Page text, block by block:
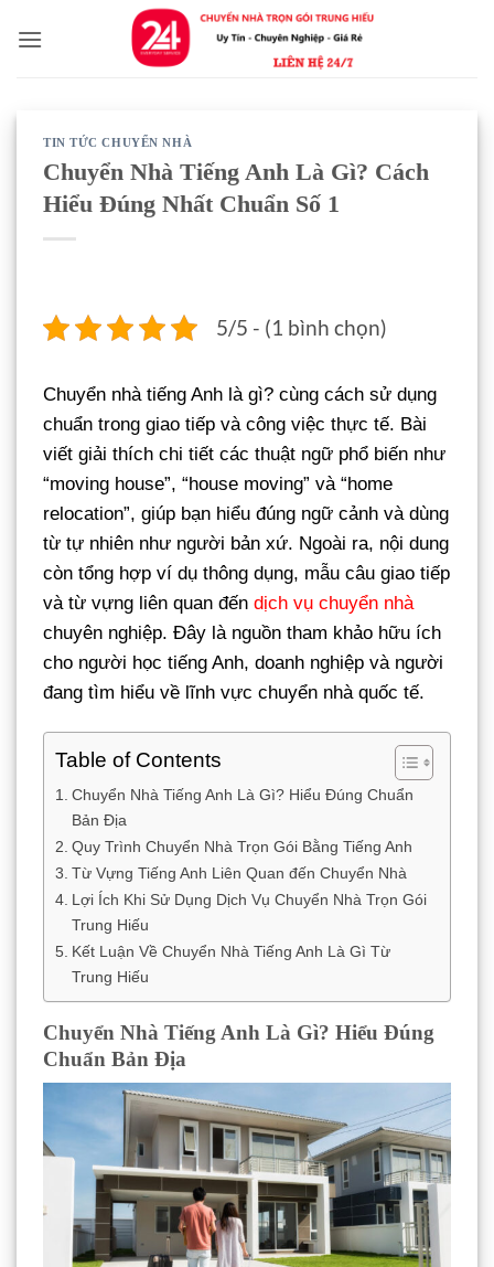
qua
TIN TỨC CHUYỂN NHÀ
Chuyển Nhà Tiếng Anh Là Gì? Cách
Hiểu Đúng Nhất Chuẩn Số 1
5/5 - (1 bình chọn)
Chuyển nhà tiếng Anh là gì? cùng cách sử dụng
chuẩn trong giao tiếp và công việc thực tế. Bài
viết giải thích chi tiết các thuật ngữ phổ biến như
“moving house”, “house moving” và “home
relocation”, giúp bạn hiểu đúng ngữ cảnh và dùng
từ tự nhiên như người bản xứ. Ngoài ra, nội dung
còn tổng hợp ví dụ thông dụng, mẫu câu giao tiếp
và từ vựng liên quan đến dịch vụ chuyển nhà
chuyên nghiệp. Đây là nguồn tham khảo hữu ích
cho người học tiếng Anh, doanh nghiệp và người
đang tìm hiểu về lĩnh vực chuyển nhà quốc tế.
Table of Contents
Chuyển Nhà Tiếng Anh Là Gì? Hiểu Đúng Chuẩn
Bản Địa
Quy Trình Chuyển Nhà Trọn Gói Bằng Tiếng Anh
Từ Vựng Tiếng Anh Liên Quan đến Chuyển Nhà
Lợi Ích Khi Sử Dụng Dịch Vụ Chuyển Nhà Trọn Gói
Trung Hiếu
Kết Luận Về Chuyển Nhà Tiếng Anh Là Gì Từ
Trung Hiếu
Chuyển Nhà Tiếng Anh Là Gì? Hiểu Đúng
Chuẩn Bản Địa